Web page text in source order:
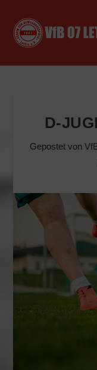
D-
Gepostet von